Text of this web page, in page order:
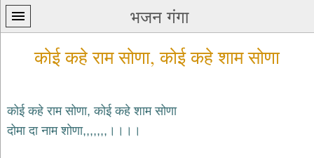
भजन गंगा
प्रथम
कोई कहे राम सोणा, कोई कहे शाम सोणा
कोई कहे राम सोणा, कोई कहे शाम सोणा
दोमा दा नाम शोणा,,,,,,,।।।।